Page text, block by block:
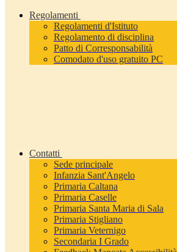
Regolamenti
Regolamenti d'Istituto
Regolamento di disciplina
Patto di Corresponsabilità
Comodato d'uso gratuito PC
Contatti
Sede principale
Infanzia Sant'Angelo
Primaria Caltana
Primaria Caselle
Primaria Santa Maria di Sala
Primaria Stigliano
Primaria Veternigo
Secondaria I Grado